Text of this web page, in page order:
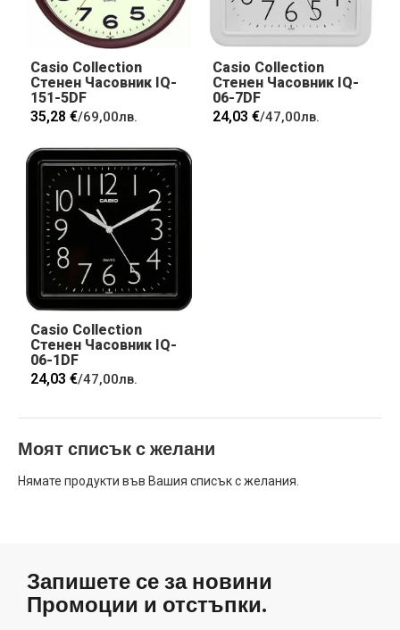
Casio Collection
Стенен Часовник IQ-
151-5DF
35,28 €/69,00лв.
Casio Collection
Стенен Часовник IQ-
06-7DF
24,03 €/47,00лв.
Casio Collection
Стенен Часовник IQ-
06-1DF
24,03 €/47,00лв.
Моят списък с желани
Нямате продукти във Вашия списък с желания.
Запишете се за новини
Промоции и отстъпки.